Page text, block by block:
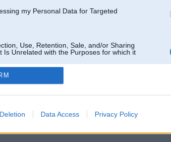
my Personal Data for Targeted
Use, Retention, Sale, and/or Sharing
Is Unrelated with the Purposes for which it
Data Access Privacy Policy